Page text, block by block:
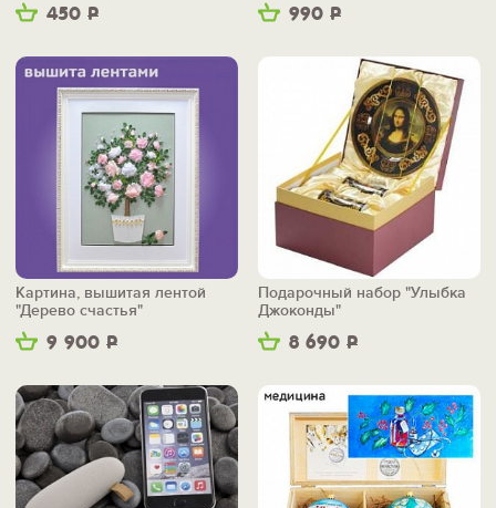
450 Р
990 Р
9 900 Р
Картина, вышитая лентой
"Дерево счастья"
8 690 Р
Подарочный набор "Улыбка
Джоконды"